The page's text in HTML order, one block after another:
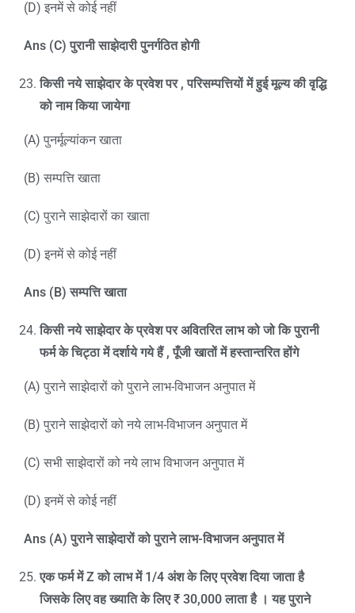
(D) इनमें से कोई नहीं
Ans (C)पुरानी साझेदारी पुनर्गठित होगी
किसी नये साझेदार के प्रवेश पर,परिसम्पत्तियों में हुई मूल्य की वृद्धि
को नाम किया जायेगा
(A) पुनर्मूल्यांकन खाता
(B) सम्पत्ति खाता
(C) पुराने साझेदारों का खाता
(D) इनमें से कोई नहीं
Ans (B)सम्पत्ति खाता
किसी नये साझेदार के प्रवेश पर अवितरित लाभ को जो कि पुरानी
फर्म के चिट्ठा में दर्शाये गये हैं,पूँजी खातों में हस्तान्तरित होंगे
(A) पुराने साझेदारों को पुराने लाभ-विभाजन अनुपात में
(B) पुराने साझेदारों को नये लाभ-विभाजन अनुपात में
(C) सभी साझेदारों को नये लाभ विभाजन अनुपात में
(D) इनमें से कोई नहीं
Ans (A)पुराने साझेदारों को पुराने लाभ-विभाजन अनुपात में
एक फर्म मेंZको लाभ में1/4 अंश के लिए प्रवेश दिया जाता है
जिसके लिए वह ख्याति के लिए₹ 30,000लाता है । यह पुराने